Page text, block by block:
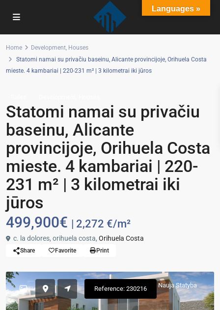
Home Development, Houses
Statomi namai su privačiu baseinu, Alicante provincijoje, Orihuela Costa
mieste. 4 kambariai | 220-231 m² | 3 kilometrai iki jūros
Statomi namai su privačiu
baseinu, Alicante
provincijoje, Orihuela Costa
mieste. 4 kambariai | 220-
231 m² | 3 kilometrai iki
jūros
499,900€ | 2,272 €/m²
c. la dolores, orihuela costa, Orihuela Costa
Share Favorite Print
Nauja Statyba
Reference: 230216
Languages »